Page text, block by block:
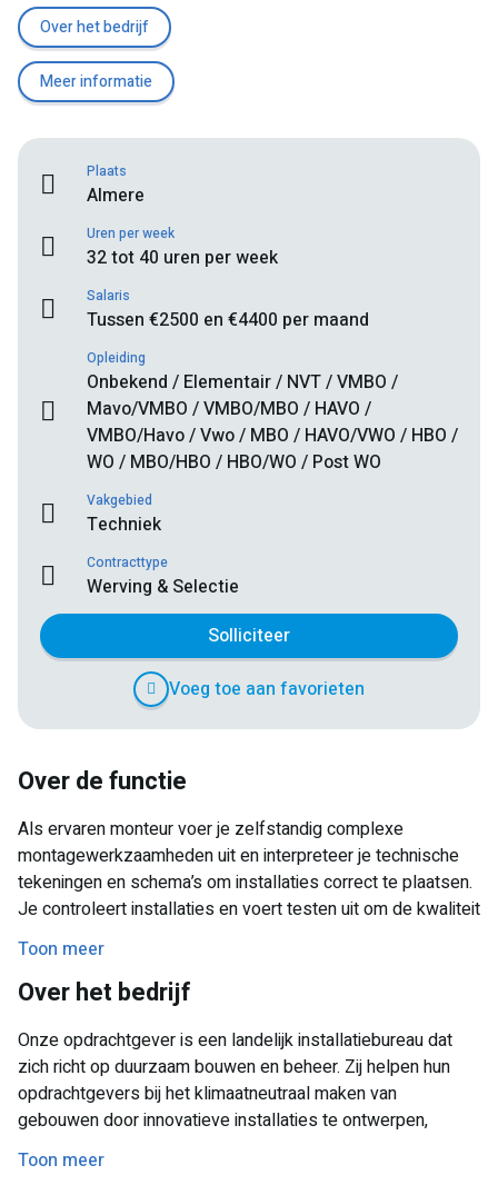
Over het bedrijf
Meer informatie
Plaats
Almere
Uren per week
32 tot 40 uren per week
Salaris
Tussen €2500 en €4400 per maand
Opleiding
Onbekend / Elementair / NVT / VMBO /
Mavo/VMBO / VMBO/MBO / HAVO /
VMBO/Havo / Vwo / MBO / HAVO/VWO / HBO /
WO / MBO/HBO / HBO/WO / Post WO
Vakgebied
Techniek
Contracttype
Werving & Selectie
Solliciteer
Voeg toe aan favorieten
Over de functie
Als ervaren monteur voer je zelfstandig complexe
montagewerkzaamheden uit en interpreteer je technische
tekeningen en schema’s om installaties correct te plaatsen.
Je controleert installaties en voert testen uit om de kwaliteit
en veiligheid te waarborgen. Daarnaast overleg je met
klanten en collega’s om een efficiënte uitvoering van het
werk te garanderen. Indien nodig geef je leiding aan een
technische vragen of uitdagingen.
Toon meer
Over het bedrijf
Onze opdrachtgever is een landelijk installatiebureau dat
zich richt op duurzaam bouwen en beheer. Zij helpen hun
opdrachtgevers bij het klimaatneutraal maken van
gebouwen door innovatieve installaties te ontwerpen,
realiseren en beheren. Hun doel is niet alleen groene, maar
ook gezondere en efficiëntere gebouwen te creëren.
Toon meer